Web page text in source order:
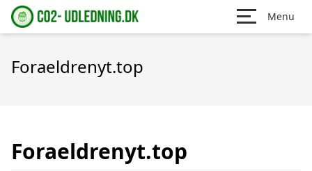
Menu
Foraeldrenyt.top
Foraeldrenyt.top